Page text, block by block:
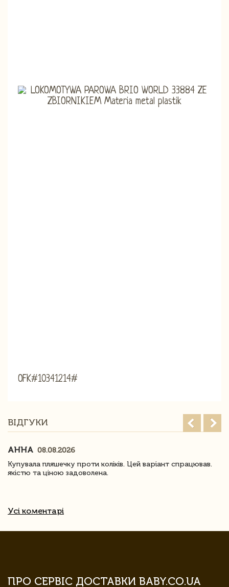
OFK#10341214#
ВІДГУКИ
АННА 08.08.2026
Купувала пляшечку проти коліків. Цей варіант спрацював.
якістю та ціною задоволена.
Усі коментарі
ПРО СЕРВІС ДОСТАВКИ BABY.CO.UA